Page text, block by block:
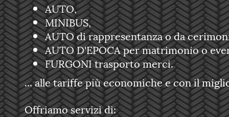
AUTO,
MINIBUS,
AUTO di rappresentanza o da
AUTO D'EPOCA per matrimonio o
FURGONI trasporto merci.
... alle tariffe più economiche e con il
Offriamo servizi di: